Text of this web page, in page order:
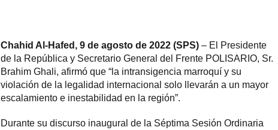
Chahid Al-Hafed, 9 de agosto de 2022 (SPS) – El Presidente
de la República y Secretario General del Frente POLISARIO, Sr.
Brahim Ghali, afirmó que “la intransigencia marroquí y su
violación de la legalidad internacional solo llevarán a un mayor
escalamiento e inestabilidad en la región”.
Durante su discurso inaugural de la Séptima Sesión Ordinaria